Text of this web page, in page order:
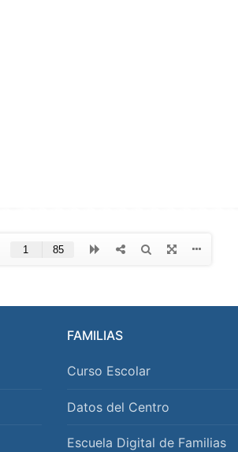
FAMILIAS
Curso Escolar
Datos del Centro
Escuela Digital de Familias